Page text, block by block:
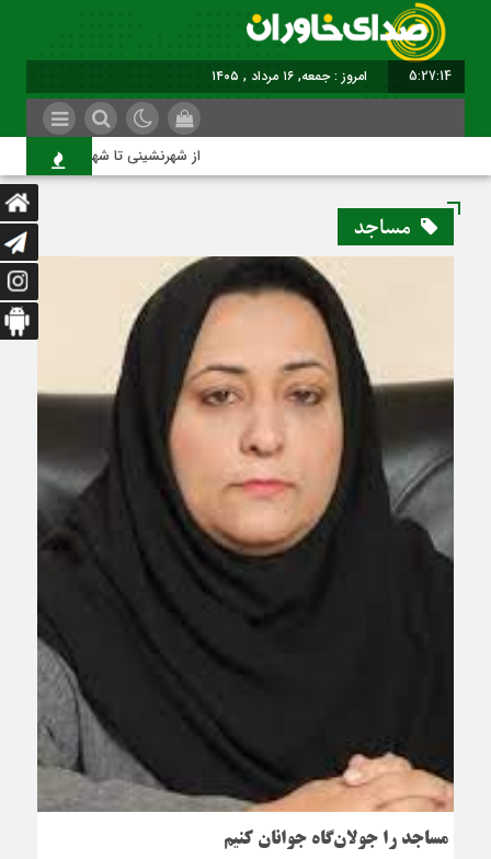
5:27:14 امروز : جمعه, ۱۶ مرداد , ۱۴۰۵
از شهرنشینی تا شهروندی
مساجد
مساجد را جولان‌گاه جوانان کنیم